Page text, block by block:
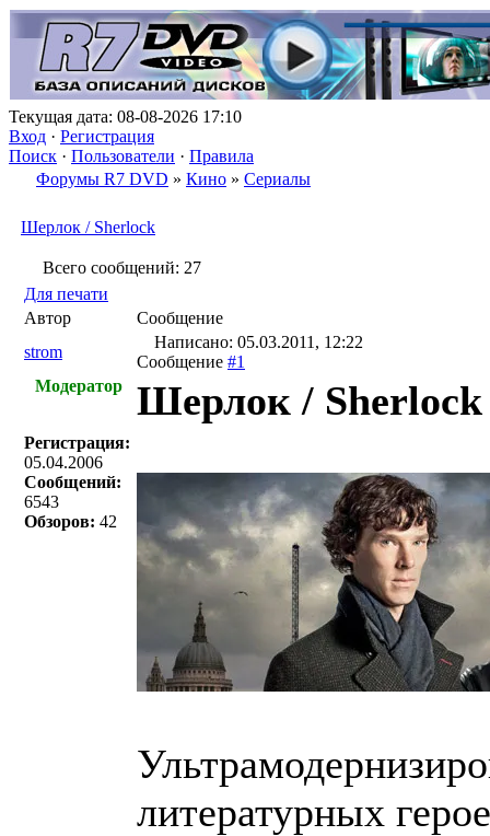
Текущая дата: 08-08-2026 17:10
Вход · Регистрация
Поиск · Пользователи · Правила
Форумы R7 DVD » Кино » Сериалы
Шерлок / Sherlock
Всего сообщений: 27
Для печати
Автор
Сообщение
strom
Написано: 05.03.2011, 12:22
Сообщение #1
Модератор
Регистрация:
05.04.2006
Сообщений:
6543
Обзоров: 42
Шерлок / Sherlock
литературных